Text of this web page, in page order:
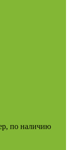
по наличию